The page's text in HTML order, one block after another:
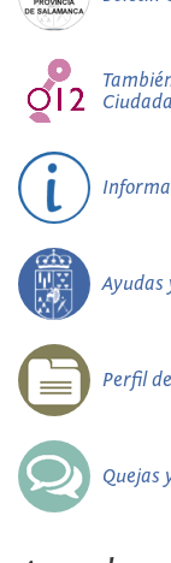
Ayudas
Perfil
Quejas